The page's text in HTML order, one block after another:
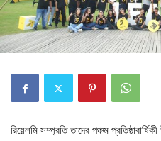
রিয়েলমি সম্প্রতি তাদের পঞ্চম